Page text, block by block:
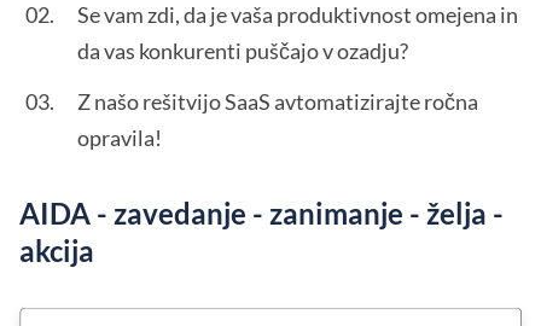
Se vam zdi, da je vaša produktivnost omejena in
da vas konkurenti puščajo v ozadju?
Z našo rešitvijo SaaS avtomatizirajte ročna
opravila!
AIDA - zavedanje - zanimanje - želja -
akcija